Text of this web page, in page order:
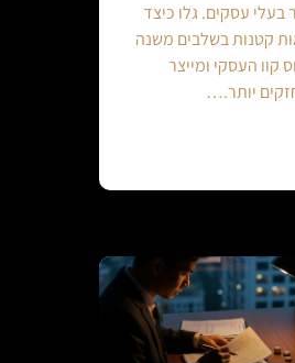
בעלי עסקים. גלו כיצד
קטנות בשלבים משנה
קוו העסקי ומייצר
יותר.…